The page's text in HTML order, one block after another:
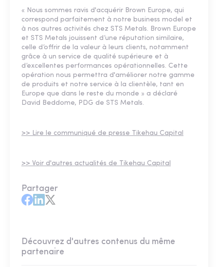
« Nous sommes ravis d'acquérir Brown Europe, qui
correspond parfaitement à notre business model et
à nos autres activités chez STS Metals. Brown Europe
et STS Metals jouissent d’une réputation similaire,
celle d’offrir de la valeur à leurs clients, notamment
grâce à un service de qualité supérieure et à
d’excellentes performances opérationnelles. Cette
opération nous permettra d'améliorer notre gamme
de produits et notre service à la clientèle, tant en
Europe que dans le reste du monde » a déclaré
David Beddome, PDG de STS Metals.
>> Lire le communiqué de presse Tikehau Capital
>> Voir d'autres actualités de Tikehau Capital
Partager
Découvrez d'autres contenus du même
partenaire